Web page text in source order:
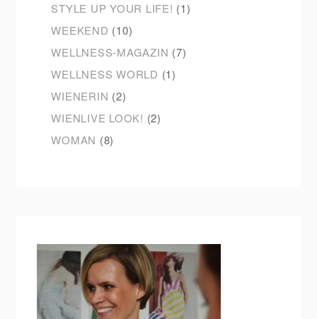
STYLE UP YOUR LIFE! (1)
WEEKEND (10)
WELLNESS-MAGAZIN (7)
WELLNESS WORLD (1)
WIENERIN (2)
WIENLIVE LOOK! (2)
WOMAN (8)